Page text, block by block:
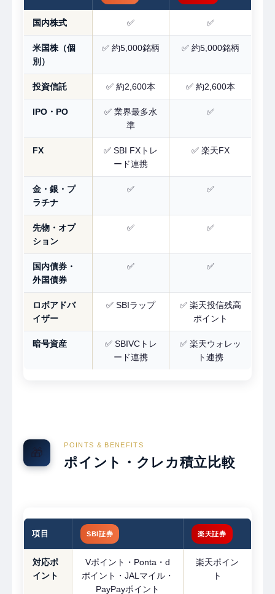
国内株式 ✅ ✅
米国株（個
別）
✅ 約5,000銘柄 ✅ 約5,000銘柄
投資信託 ✅ 約2,600本 ✅ 約2,600本
IPO・PO
✅ 業界最多水
準
✅
FX
✅ SBI FXトレ
ード連携
✅ 楽天FX
金・銀・プ
ラチナ
✅ ✅
先物・オプ
ション
✅ ✅
国内債券・
外国債券
✅ ✅
ロボアドバ
イザー
✅ SBIラップ
✅ 楽天投信残高
ポイント
暗号資産
✅ SBIVCトレ
ード連携
✅ 楽天ウォレッ
ト連携
🎁
POINTS & BENEFITS
ポイント・クレカ積立比較
項目 SBI証券 楽天証券
対応ポ
イント
Vポイント・Ponta・d
ポイント・JALマイル・
PayPayポイント
楽天ポイン
ト